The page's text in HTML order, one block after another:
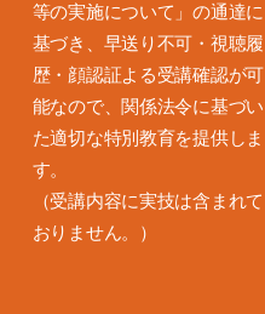
等の実施について」の通達に
基づき、早送り不可・視聴履
歴・顔認証よる受講確認が可
能なので、関係法令に基づい
た適切な特別教育を提供しま
す。
（受講内容に実技は含まれて
おりません。）